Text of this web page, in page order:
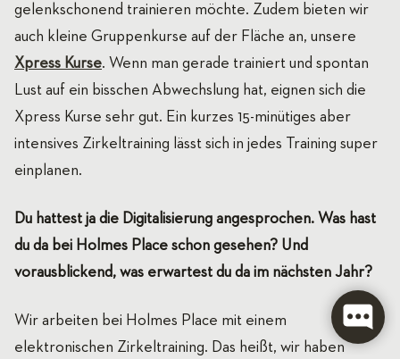
gelenkschonend trainieren möchte. Zudem bieten wir
auch kleine Gruppenkurse auf der Fläche an, unsere
Xpress Kurse. Wenn man gerade trainiert und spontan
Lust auf ein bisschen Abwechslung hat, eignen sich die
Xpress Kurse sehr gut. Ein kurzes 15-minütiges aber
intensives Zirkeltraining lässt sich in jedes Training super
einplanen.
Du hattest ja die Digitalisierung angesprochen. Was hast
du da bei Holmes Place schon gesehen? Und
vorausblickend, was erwartest du da im nächsten Jahr?
Wir arbeiten bei Holmes Place mit einem
elektronischen Zirkeltraining. Das heißt, wir haben